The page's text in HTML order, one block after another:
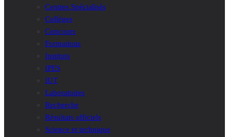
Centres Spécialisés
Collèges
Concours
Formations
Instituts
IPES
IUT
Laboratoires
Recherche
Résultats officiels
Science et technique